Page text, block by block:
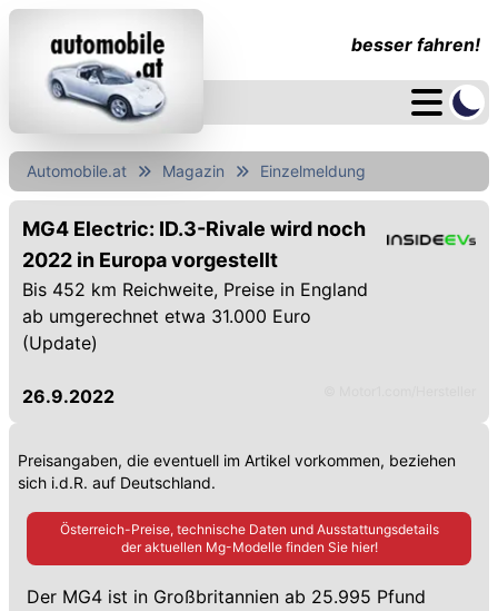
besser fahren!
Automobile.at Magazin Einzelmeldung
MG4 Electric: ID.3-Rivale wird noch
2022 in Europa vorgestellt
Bis 452 km Reichweite, Preise in England
ab umgerechnet etwa 31.000 Euro
(Update)
26.9.2022
Preisangaben, die eventuell im Artikel vorkommen, beziehen
sich i.d.R. auf Deutschland.
Österreich-Preise, technische Daten und Ausstattungsdetails
der aktuellen Mg-Modelle finden Sie hier!
Der MG4 ist in Großbritannien ab 25.995 Pfund